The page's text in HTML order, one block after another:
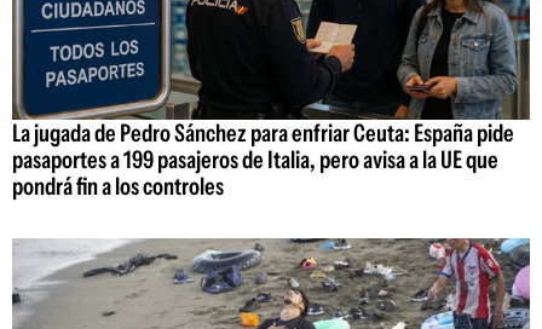
La jugada de Pedro Sánchez para enfriar Ceuta: España pide
pasaportes a 199 pasajeros de Italia, pero avisa a la UE que
pondrá fin a los controles